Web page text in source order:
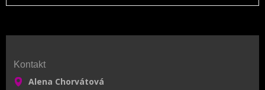
Kontakt
Alena Chorvátová